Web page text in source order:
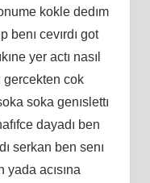
kokle dedım
benı cevırdı got
yer actı nasıl
gercekten cok
soka genıslettı
dayadı ben
serkan ben senı
yada acısına